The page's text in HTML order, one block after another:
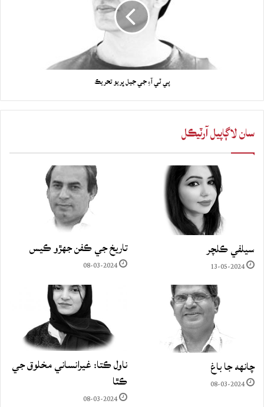
پي ٽي آءِ جي جيل ڀريو تحريڪ
سان لاڳاپيل آرٽيڪل
سيلفي ڪلچر
13-05-2024
تاريخ جي ڪفن جھڙو ڪيس
08-03-2024
چانهه جا باغ
08-03-2024
ناول ڪتا: غيرانساني مخلوق جي
ڪٿا
08-03-2024